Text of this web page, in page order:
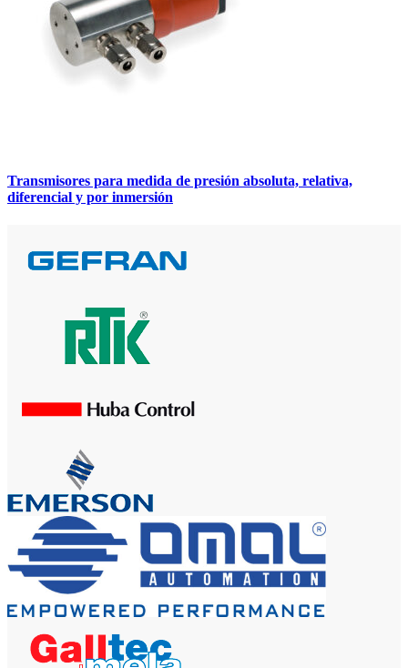
Transmisores para medida de presión absoluta, relativa,
diferencial y por inmersión